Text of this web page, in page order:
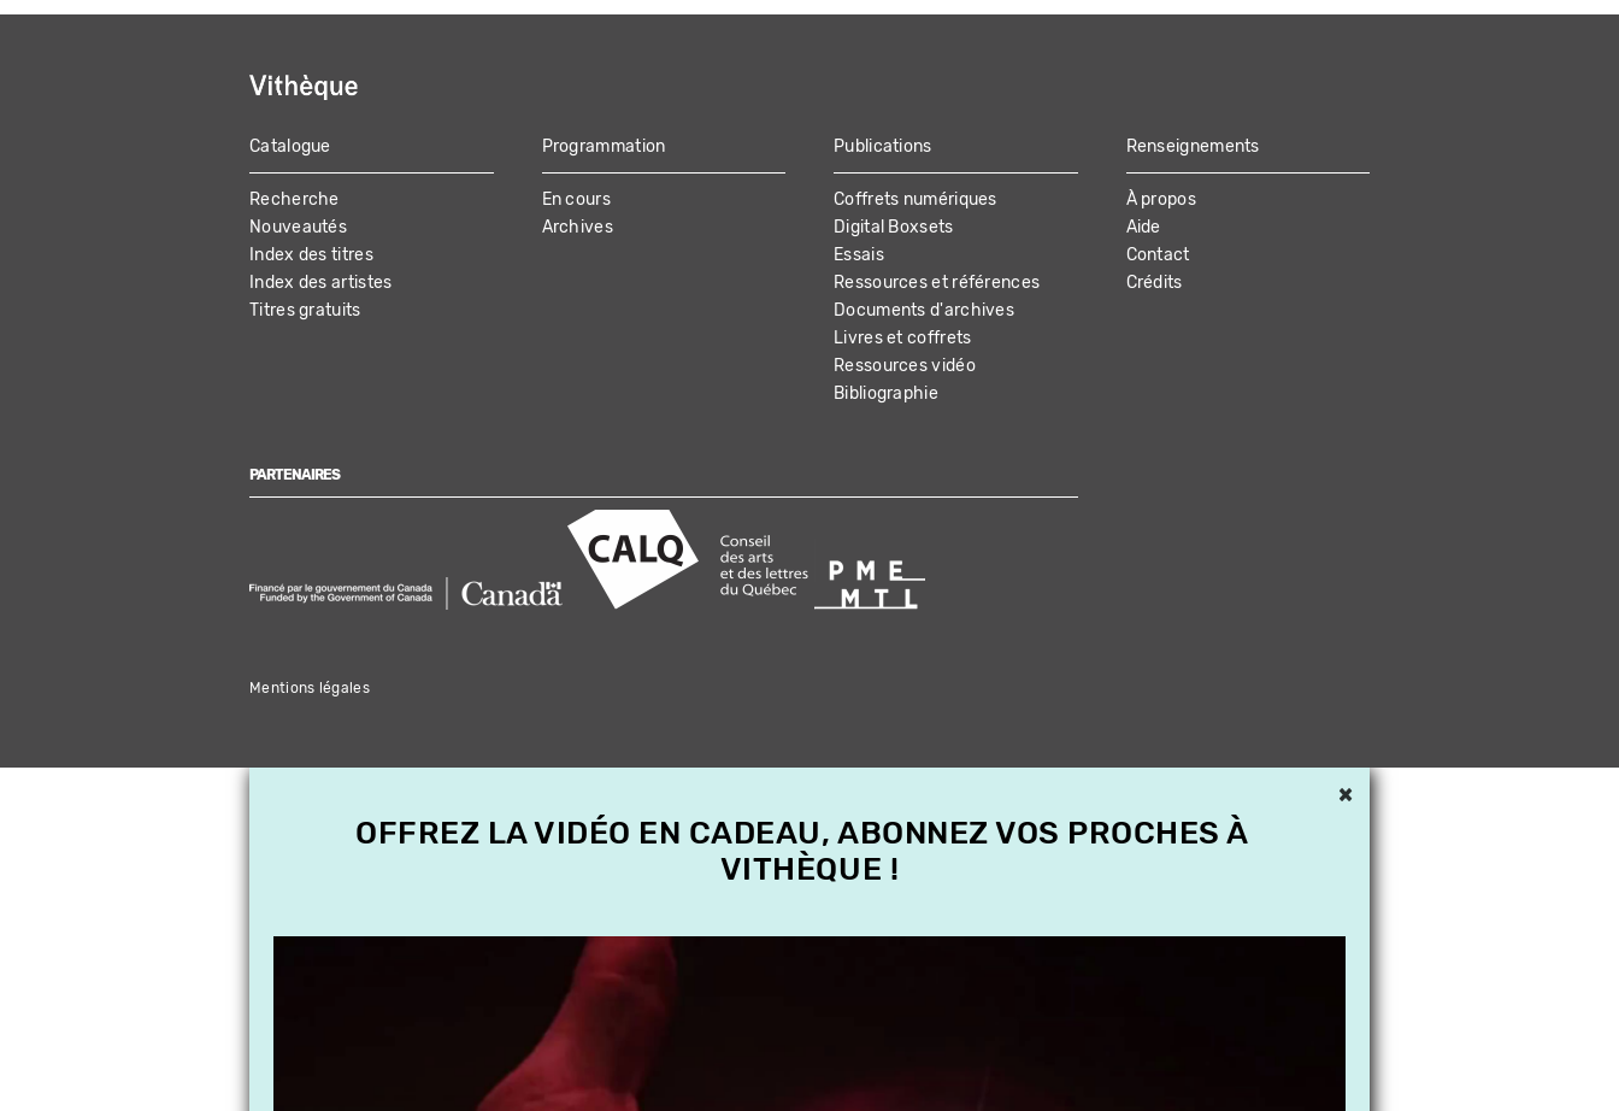
MAIN
NAVIGATION
Catalogue
Recherche
Nouveautés
Index des titres
Index des artistes
Titres gratuits
Programmation
En cours
Archives
Publications
Coffrets numériques
Digital Boxsets
Essais
Ressources et références
Documents d'archives
Livres et coffrets
Ressources vidéo
Bibliographie
Renseignements
À propos
Aide
Contact
Crédits
PARTENAIRES
Mentions légales
×
OFFREZ LA VIDÉO EN CADEAU, ABONNEZ VOS PROCHES À
VITHÈQUE !